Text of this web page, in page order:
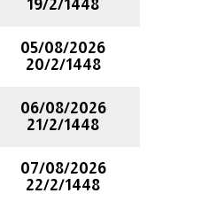
19/2/1448
05/08/2026
20/2/1448
06/08/2026
21/2/1448
07/08/2026
22/2/1448